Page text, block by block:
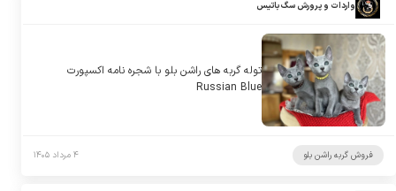
واردات و پرورش سگ باتیس
توله گربه های راشن بلو با شجره نامه اکسپورت
Russian Blue
فروش گربه راشن بلو ۴ مرداد ۱۴۰۵